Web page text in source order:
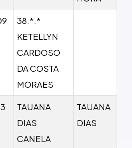
38.*.*
KETELLYN
CARDOSO
DA COSTA
MORAES
TAUANA
DIAS
CANELA
TAUANA
DIAS